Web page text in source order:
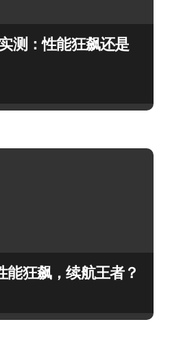
测：性能狂飙还是
能狂飙，续航王者？